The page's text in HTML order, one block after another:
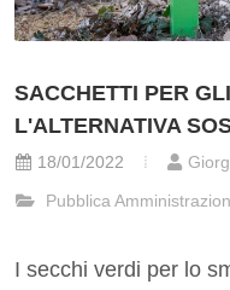
SACCHETTI PER
L'ALTERNATIVA
18/01/2022
Pubblica
I secchi verdi per lo